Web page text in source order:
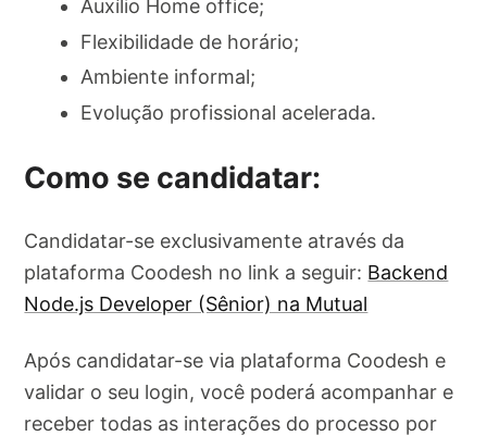
Auxílio Home office;
Flexibilidade de horário;
Ambiente informal;
Evolução profissional acelerada.
Como se candidatar:
Candidatar-se exclusivamente através da
plataforma Coodesh no link a seguir: Backend
Node.js Developer (Sênior) na Mutual
Após candidatar-se via plataforma Coodesh e
validar o seu login, você poderá acompanhar e
receber todas as interações do processo por